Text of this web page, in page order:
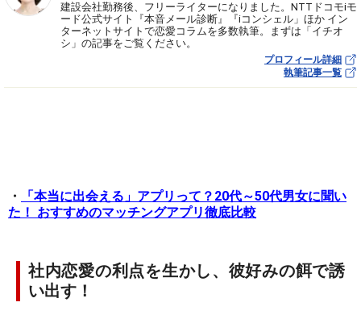
建設会社勤務後、フリーライターになりました。NTTドコモiモ
ード公式サイト『本音メール診断』『iコンシェル」ほか イン
ターネットサイトで恋愛コラムを多数執筆。まずは「イチオ
シ」の記事をご覧ください。
プロフィール詳細
執筆記事一覧
・
「本当に出会える」アプリって？20代～50代男女に聞い
た！ おすすめのマッチングアプリ徹底比較
社内恋愛の利点を生かし、彼好みの餌で誘
い出す！